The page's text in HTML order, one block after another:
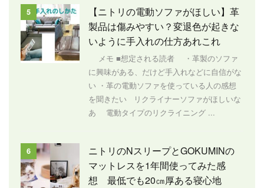
5
【ニトリの電動ソファがほしい】革
製品は傷みやすい？変退色が起きな
いように手入れの仕方あれこれ
メモ ■想定される読者 ・革製のソファ
に興味がある、だけど手入れなどに自信がな
い ・革の電動ソファを使っている人の感想
を聞きたい リクライナーソファがほしいな
あ 電動タイプのリクライニング ...
6
ニトリのNスリープとGOKUMINの
マットレスを1年間使ってみた感
想 最低でも20㎝厚ある寝心地